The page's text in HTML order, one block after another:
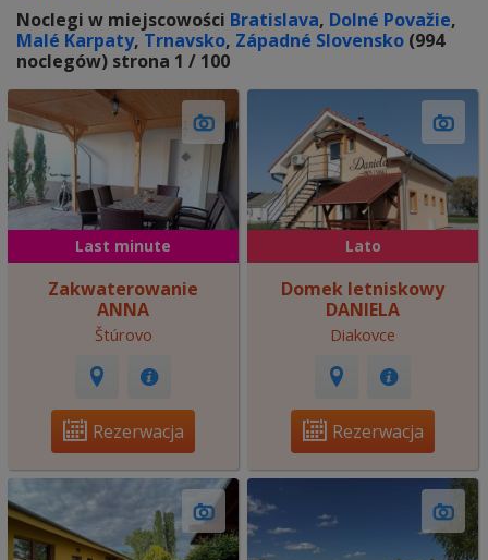
Noclegi w miejscowości Bratislava, Dolné Považie,
Malé Karpaty, Trnavsko, Západné Slovensko (994
noclegów) strona 1 / 100
Last minute
Zakwaterowanie
ANNA
Štúrovo
Rezerwacja
Lato
Domek letniskowy
DANIELA
Diakovce
Rezerwacja